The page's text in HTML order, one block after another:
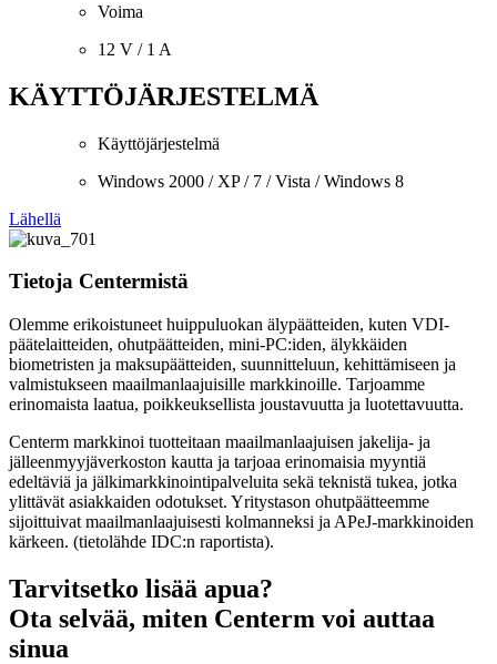
Voima
12 V / 1 A
KÄYTTÖJÄRJESTELMÄ
Käyttöjärjestelmä
Windows 2000 / XP / 7 / Vista / Windows 8
Lähellä
Tietoja Centermistä
Olemme erikoistuneet huippuluokan älypäätteiden, kuten VDI-
päätelaitteiden, ohutpäätteiden, mini-PC:iden, älykkäiden
biometristen ja maksupäätteiden, suunnitteluun, kehittämiseen ja
valmistukseen maailmanlaajuisille markkinoille. Tarjoamme
erinomaista laatua, poikkeuksellista joustavuutta ja luotettavuutta.
Centerm markkinoi tuotteitaan maailmanlaajuisen jakelija- ja
jälleenmyyjäverkoston kautta ja tarjoaa erinomaisia ​​myyntiä
edeltäviä ja jälkimarkkinointipalveluita sekä teknistä tukea, jotka
ylittävät asiakkaiden odotukset. Yritystason ohutpäätteemme
sijoittuivat maailmanlaajuisesti kolmanneksi ja APeJ-markkinoiden
kärkeen. (tietolähde IDC:n raportista).
Tarvitsetko lisää apua?
Ota selvää, miten Centerm voi auttaa
sinua